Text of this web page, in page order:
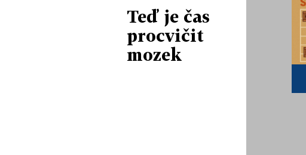
Teď je čas
procvičit
mozek